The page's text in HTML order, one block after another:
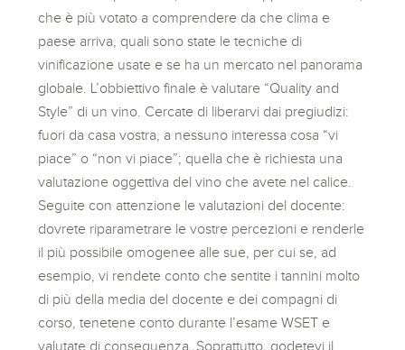
che è più votato a comprendere da che clima e
paese arriva, quali sono state le tecniche di
vinificazione usate e se ha un mercato nel panorama
globale. L’obbiettivo finale è valutare “Quality and
Style” di un vino. Cercate di liberarvi dai pregiudizi:
fuori da casa vostra, a nessuno interessa cosa “vi
piace” o “non vi piace”; quella che è richiesta una
valutazione oggettiva del vino che avete nel calice.
Seguite con attenzione le valutazioni del docente:
dovrete riparametrare le vostre percezioni e renderle
il più possibile omogenee alle sue, per cui se, ad
esempio, vi rendete conto che sentite i tannini molto
di più della media del docente e dei compagni di
corso, tenetene conto durante l’esame WSET e
valutate di conseguenza. Soprattutto, godetevi il